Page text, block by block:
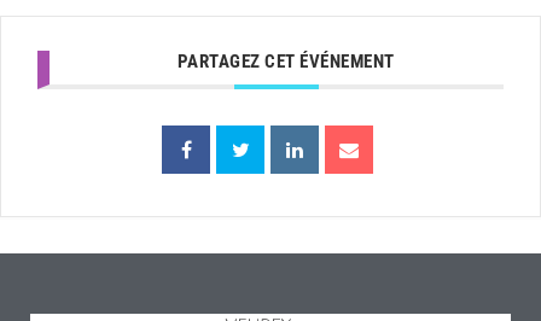
PARTAGEZ CET ÉVÉNEMENT